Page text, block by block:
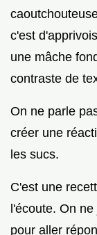
c'est
une mâche
contraste de
On ne parle
créer une
les sucs.
C'est une
l'écoute. On
pour aller